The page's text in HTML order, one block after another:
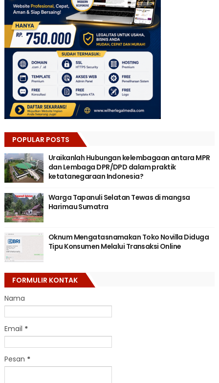
POPULAR POSTS
Uraikanlah Hubungan kelembagaan antara MPR
dan Lembaga DPR/DPD dalam praktik
ketatanegaraan Indonesia?
Warga Tapanuli Selatan Tewas di mangsa
Harimau Sumatra
Oknum Mengatasnamakan Toko Novilla Diduga
Tipu Konsumen Melalui Transaksi Online
FORMULIR KONTAK
Nama
Email *
Pesan *